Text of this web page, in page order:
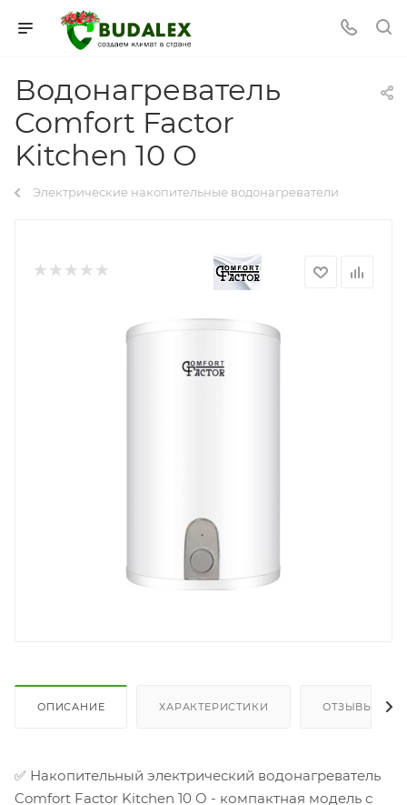
Водонагреватель
Comfort Factor
Kitchen 10 O
Электрические накопительные водонагреватели
ОПИСАНИЕ ХАРАКТЕРИСТИКИ ОТЗЫВЫ
✅ Накопительный электрический водонагреватель
Comfort Factor Kitchen 10 O - компактная модель с